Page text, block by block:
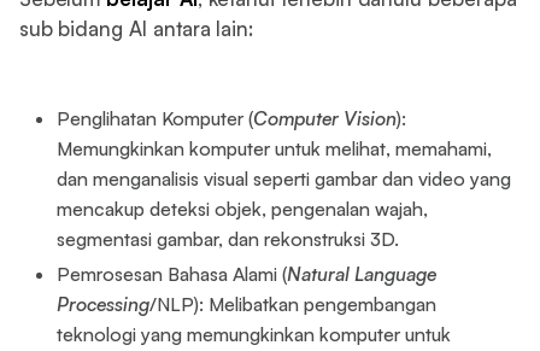
sub bidang AI antara lain:
Penglihatan Komputer (Computer Vision):
Memungkinkan komputer untuk melihat, memahami,
dan menganalisis visual seperti gambar dan video yang
mencakup deteksi objek, pengenalan wajah,
segmentasi gambar, dan rekonstruksi 3D.
Pemrosesan Bahasa Alami (Natural Language
Processing/NLP): Melibatkan pengembangan
teknologi yang memungkinkan komputer untuk